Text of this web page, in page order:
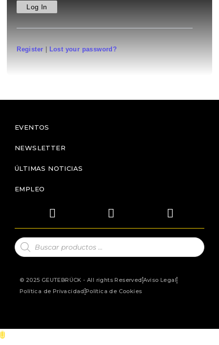
Register Lost your password?
EVENTOS
NEWSLETTER
ÚLTIMAS NOTICIAS
EMPLEO
© 2025 GEUTEBRÜCK - All rights Reserved Aviso Legal
Política de Privacidad Política de Cookies